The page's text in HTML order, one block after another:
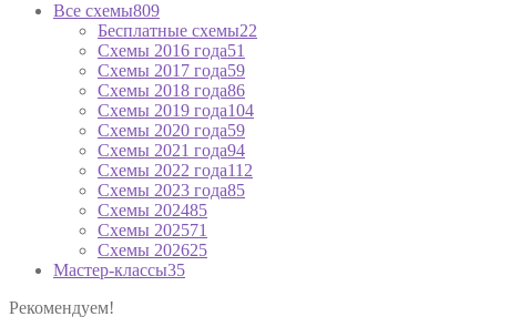
Все схемы809
Бесплатные схемы22
Схемы 2016 года51
Схемы 2017 года59
Схемы 2018 года86
Схемы 2019 года104
Схемы 2020 года59
Схемы 2021 года94
Схемы 2022 года112
Схемы 2023 года85
Схемы 202485
Схемы 202571
Схемы 202625
Мастер-классы35
Рекомендуем!